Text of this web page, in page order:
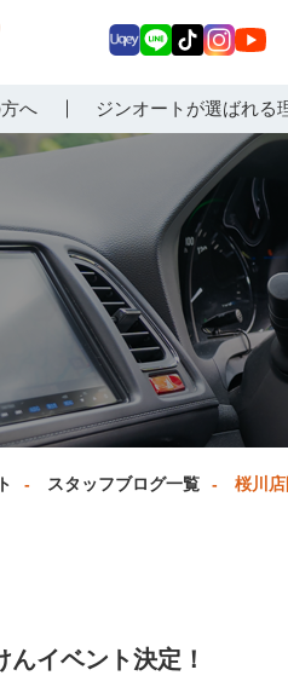
へ ジンオートが選ばれる
ey E
Tokagr
am
uT
ub
スタッフブログ一覧 桜川
イベント決定！